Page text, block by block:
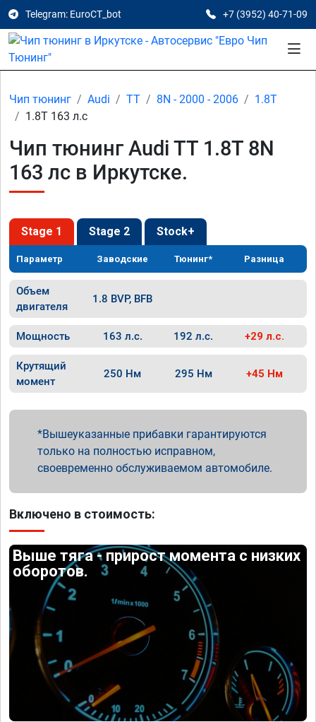
Telegram: EuroCT_bot +7 (3952) 40-71-09
Чип тюнинг Audi TT 8N - 2000 - 2006
1.8T
1.8T 163 л.с
Чип тюнинг Audi TT 1.8T 8N
163 лс в Иркутске.
Stage 1 Stage 2 Stock+
Параметр Заводские Тюнинг* Разница
Объем
двигателя
1.8 BVP, BFB
Мощность 163 л.с. 192 л.с. +29 л.с.
Крутящий
момент
250 Нм 295 Нм +45 Нм
Вышеуказанные прибавки гарантируются
только на полностью исправном,
своевременно обслуживаемом автомобиле.
Включено в стоимость:
Выше тяга - прирост момента с низких
оборотов.